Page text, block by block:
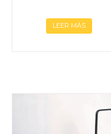
LEER MÁS